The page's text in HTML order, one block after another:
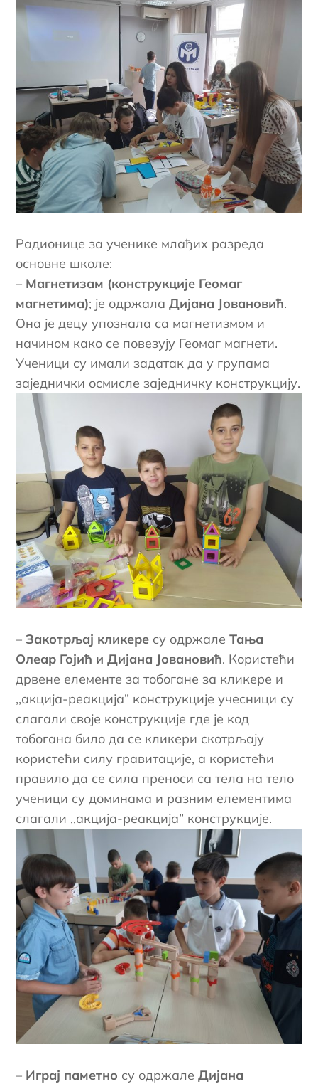
Радионице за ученике млађих разреда
основне школе:
– Магнетизам (конструкције Геомаг
магнетима); је одржалаДијана Јовановић.
Она је децу упознала са магнетизмом и
начином како се повезују Геомаг магнети.
Ученици су имали задатак да у групама
заједнички осмисле заједничку конструкцију.
–Закотрљај кликере су одржалеТања
Олеар Гојић и Дијана Јовановић. Користећи
дрвене елементе за тобогане за кликере и
,,акција-реакција” конструкције учесници су
слагали своје конструкције где је код
тобогана било да се кликери скотрљају
користећи силу гравитације, а користећи
правило да се сила преноси са тела на тело
ученици су доминама и разним елементима
слагали ,,акција-реакција” конструкције.
– Играј паметно су одржалеДијана